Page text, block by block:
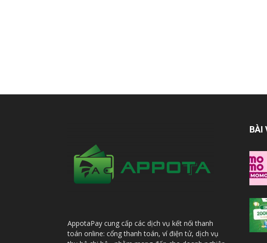
AppotaPay cung cấp các dịch vụ kết nối thanh
toán online: cổng thanh toán, ví điện tử, dịch vụ
BÀI